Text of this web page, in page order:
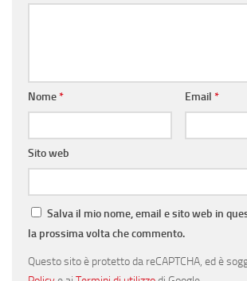
Nome* Email *
Sito web
Salva il mio nome, email e sito web in
la prossima volta che commento.
Questo sito è protetto da reCAPTCHA, ed è